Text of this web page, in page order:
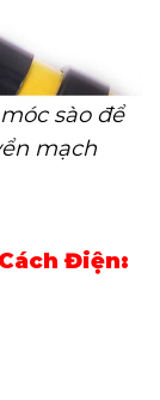
sào để
mạch
Điện: